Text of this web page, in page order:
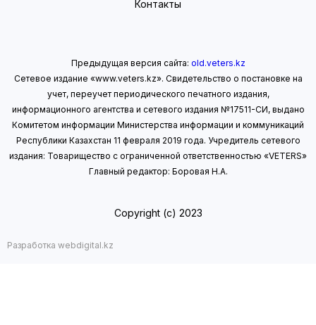
Контакты
Предыдущая версия сайта: old.veters.kz
Сетевое издание «www.veters.kz». Свидетельство о постановке на
учет, переучет периодического печатного издания,
информационного агентства и сетевого издания №17511-СИ, выдано
Комитетом информации Министерства информации и коммуникаций
Республики Казахстан 11 февраля 2019 года. Учредитель сетевого
издания: Товарищество с ограниченной ответственностью «VETERS»
Главный редактор: Боровая Н.А.
Copyright (с) 2023
Разработка webdigital.kz